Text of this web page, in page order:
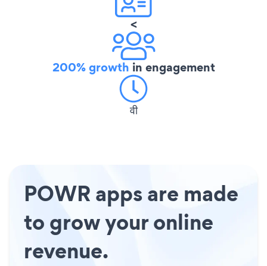
<
200% growth in engagement
वी
POWR apps are made
to grow your online
revenue.